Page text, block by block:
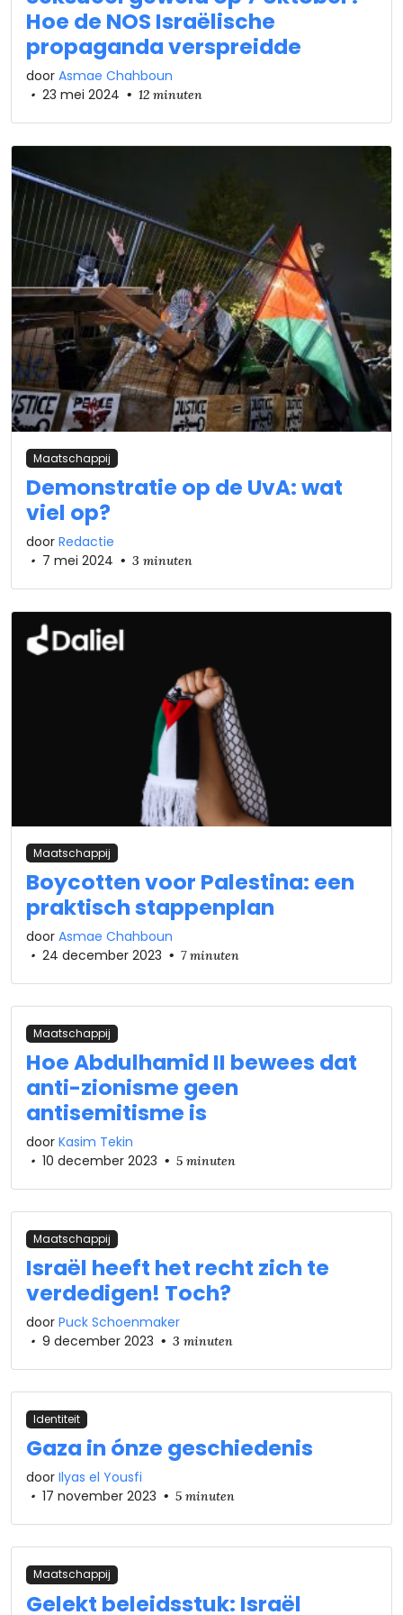
Hoe de NOS Israëlische
propaganda verspreidde
door Asmae Chahboun
• 23 mei 2024 • 12 minuten
Maatschappij
Demonstratie op de UvA: wat
viel op?
door Redactie
• 7 mei 2024 • 3 minuten
Maatschappij
Boycotten voor Palestina: een
praktisch stappenplan
door Asmae Chahboun
• 24 december 2023 • 7 minuten
Maatschappij
Hoe Abdulhamid II bewees dat
anti-zionisme geen
antisemitisme is
door Kasim Tekin
• 10 december 2023 • 5 minuten
Maatschappij
Israël heeft het recht zich te
verdedigen! Toch?
door Puck Schoenmaker
• 9 december 2023 • 3 minuten
Identiteit
Gaza in ónze geschiedenis
door Ilyas el Yousfi
• 17 november 2023 • 5 minuten
Maatschappij
Gelekt beleidsstuk: Israël